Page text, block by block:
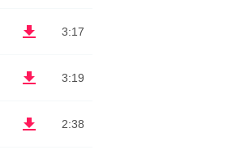
3:17
3:19
2:38